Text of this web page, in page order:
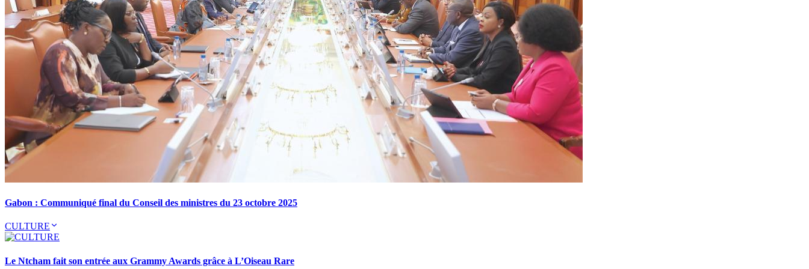
Gabon : Communiqué final du Conseil des ministres du 23 octobre 2025
CULTURE
Le Ntcham fait son entrée aux Grammy Awards grâce à L’Oiseau Rare